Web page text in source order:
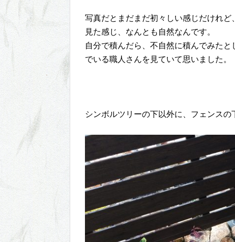
写真だとまだまだ初々しい感じだけれど
見た感じ、なんとも自然なんです。
自分で積んだら、不自然に積んでみた
でいる職人さんを見ていて思いました。
シンボルツリーの下以外に、フェンスの